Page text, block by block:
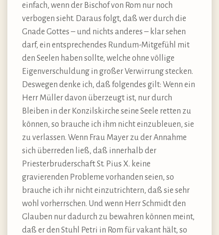
einfach, wenn der Bischof von Rom nur noch
verbogen sieht. Daraus folgt, daß wer durch die
Gnade Gottes – und nichts anderes – klar sehen
darf, ein entsprechendes Rundum-Mitgefühl mit
den Seelen haben sollte, welche ohne völlige
Eigenverschuldung in großer Verwirrung stecken.
Deswegen denke ich, daß folgendes gilt: Wenn ein
Herr Müller davon überzeugt ist, nur durch
Bleiben in der Konzilskirche seine Seele retten zu
können, so brauche ich ihm nicht einzubleuen, sie
zu verlassen. Wenn Frau Mayer zu der Annahme
sich überreden ließ, daß innerhalb der
Priesterbruderschaft St. Pius X. keine
gravierenden Probleme vorhanden seien, so
brauche ich ihr nicht einzutrichtern, daß sie sehr
wohl vorherrschen. Und wenn Herr Schmidt den
Glauben nur dadurch zu bewahren können meint,
daß er den Stuhl Petri in Rom für vakant hält, so